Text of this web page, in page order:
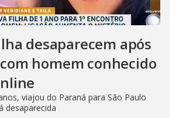
desaparecem após
homem conhecido
viajou do Paraná para São Paulo
desaparecida